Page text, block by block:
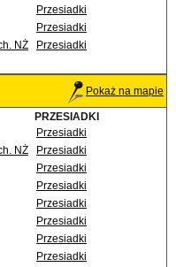
Przesiadki
Przesiadki
NŻ
Przesiadki
Pokaż na mapie
PRZESIADKI
Przesiadki
NŻ
Przesiadki
Przesiadki
Przesiadki
Przesiadki
Przesiadki
Przesiadki
Przesiadki